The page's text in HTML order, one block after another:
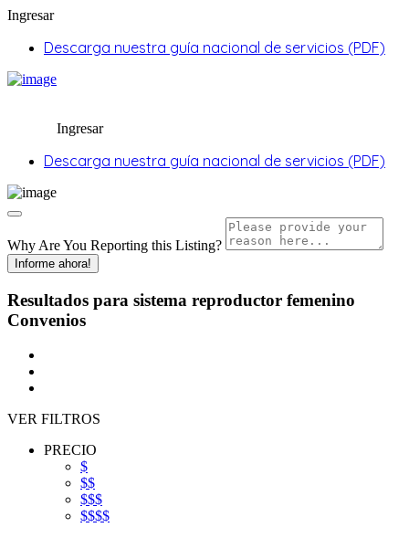
Ingresar
Descarga nuestra guía nacional de servicios (PDF)
Ingresar
Descarga nuestra guía nacional de servicios (PDF)
Why Are You Reporting this Listing?
Informe ahora!
Resultados para sistema reproductor femenino
Convenios
VER FILTROS
PRECIO
$
$$
$$$
$$$$